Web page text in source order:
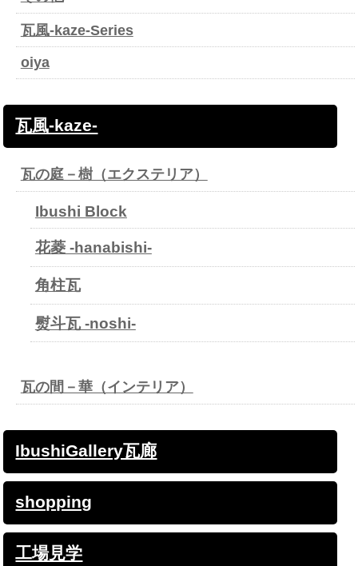
瓦風-kaze-Series
oiya
瓦風-kaze-
瓦の庭－樹（エクステリア）
Ibushi Block
花菱 -hanabishi-
角柱瓦
熨斗瓦 -noshi-
瓦の間－華（インテリア）
IbushiGallery瓦廊
shopping
工場見学